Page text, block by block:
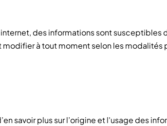
des informations sont
modifier à tout moment selon les
savoir plus sur l’origine et l'usage des